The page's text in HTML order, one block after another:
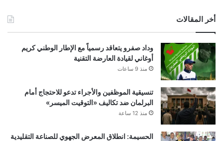
أخر المقالات
وداد صفرو يتعاقد رسمياً مع الإطار الوطني كريم
أوغاني لقيادة العارضة التقنية
منذ 9 ساعات
تنسيقية الموظفين والأجراء تدعو للاحتجاج أمام
البرلمان ضد تكاليف «التوقيت الميسر»
منذ 12 ساعة
الحسيمة: انطلاق المعرض الجهوي للصناعة التقليدية